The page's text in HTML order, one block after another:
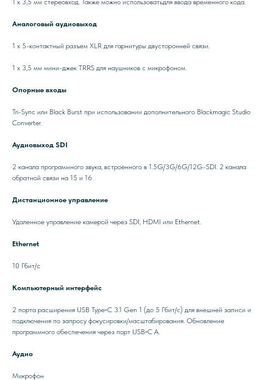
1 х 3,5 мм стереовход. Также можно использоватьдля ввода временного кода.
Аналоговый аудиовыход
1 x 5-контактный разъем XLR для гарнитуры двусторонней связи.
1 x 3,5 мм мини-джек TRRS для наушников с микрофоном.
Опорные входы
Tri-Sync или Black Burst при использовании дополнительного Blackmagic Studio
Converter.
Аудиовыход SDI
2 канала программного звука, встроенного в 1.5G/3G/6G/12G-SDI. 2 канала
обратной связи на 15 и 16
Дистанционное управление
Удаленное управление камерой через SDI, HDMI или Ethernet.
Ethernet
10 Гбит/с
Компьютерный интерфейс
2 порта расширения USB Type‑C 3.1 Gen 1 (до 5 Гбит/с) для внешней записи и
подключения по запросу фокусировки/масштабирования. Обновление
программного обеспечения через порт USB‑C A.
Аудио
Микрофон